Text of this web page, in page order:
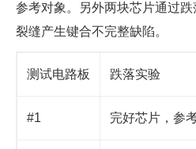
参考对象。另外两块芯片通过
裂缝产生键合不完整缺陷。
测试电路板 跌落实验
#1 完好芯片，参